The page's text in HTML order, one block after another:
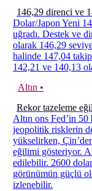
146,29 direnci ve
Dolar/Japon Yeni
uğradı. Destek ve
olarak 146,29
halinde 147,04
142,21 ve 140,13
Altın •
Rekor tazeleme
Altın ons Fed’in 50
jeopolitik risklerin
yükselirken,
eğilimi gösteriyor.
edilebilir. 2600
görünümün güçlü
izlenebilir.